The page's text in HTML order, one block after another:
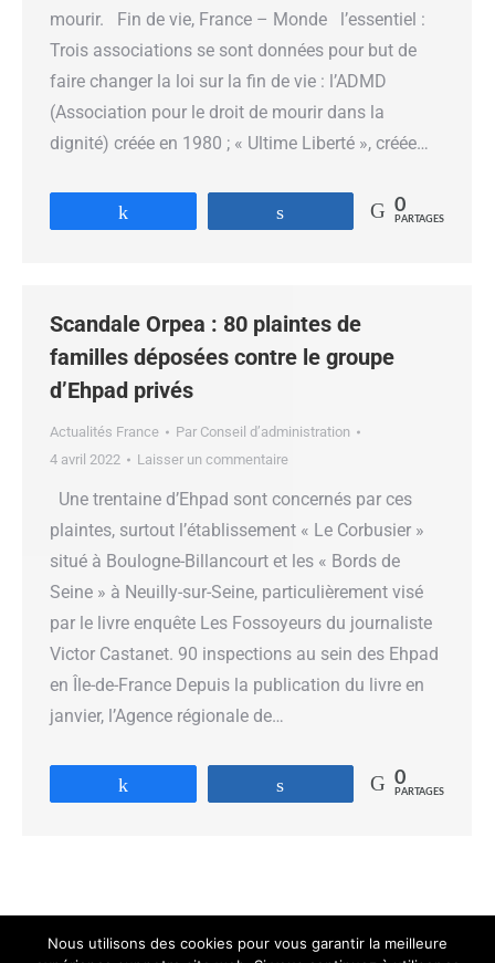
mourir. Fin de vie, France – Monde l’essentiel :
Trois associations se sont données pour but de
faire changer la loi sur la fin de vie : l’ADMD
(Association pour le droit de mourir dans la
dignité) créée en 1980 ; « Ultime Liberté », créée…
0
PARTAGES
Scandale Orpea : 80 plaintes de
familles déposées contre le groupe
d’Ehpad privés
Actualités France Par Conseil d’administration
4 avril 2022
Laisser un commentaire
Une trentaine d’Ehpad sont concernés par ces
plaintes, surtout l’établissement « Le Corbusier »
situé à Boulogne-Billancourt et les « Bords de
Seine » à Neuilly-sur-Seine, particulièrement visé
par le livre enquête Les Fossoyeurs du journaliste
Victor Castanet. 90 inspections au sein des Ehpad
en Île-de-France Depuis la publication du livre en
janvier, l’Agence régionale de…
0
PARTAGES
Navigation
Nous utilisons des cookies pour vous garantir la meilleure